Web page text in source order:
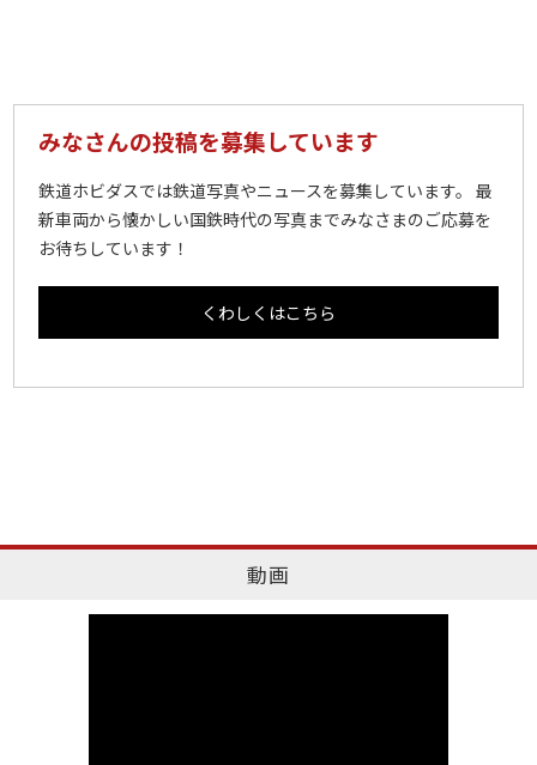
みなさんの投稿を募集しています
鉄道ホビダスでは鉄道写真やニュースを募集しています。 最
新車両から懐かしい国鉄時代の写真までみなさまのご応募を
お待ちしています！
くわしくはこちら
動画